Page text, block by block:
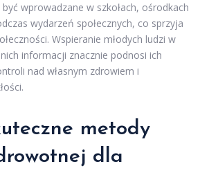
wprowadzane w szkołach, ośrodkach
wydarzeń społecznych, co sprzyja
Wspieranie młodych ludzi w
informacji znacznie podnosi ich
nad własnym zdrowiem i
metody
dla